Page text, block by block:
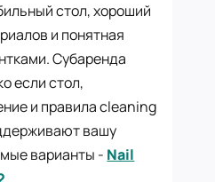
стол, хороший
и понятная
Субаренда
если стол,
и правила cleaning
вашу
варианты - Nail